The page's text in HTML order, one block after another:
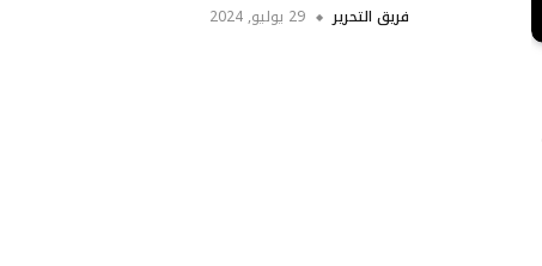
فريق التحرير 29 يوليو, 2024